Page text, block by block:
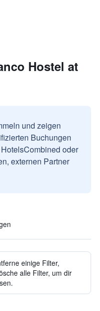
Hostel at
und zeigen
Buchungen
oder
externen Partner
einige Filter,
alle Filter, um dir